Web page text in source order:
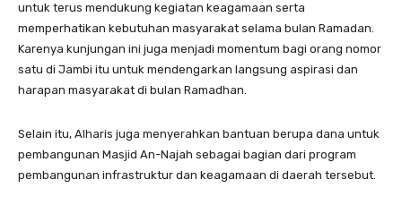
untuk terus mendukung kegiatan keagamaan serta
memperhatikan kebutuhan masyarakat selama bulan Ramadan.
Karenya kunjungan ini juga menjadi momentum bagi orang nomor
satu di Jambi itu untuk mendengarkan langsung aspirasi dan
harapan masyarakat di bulan Ramadhan.
Selain itu, Alharis juga menyerahkan bantuan berupa dana untuk
pembangunan Masjid An-Najah sebagai bagian dari program
pembangunan infrastruktur dan keagamaan di daerah tersebut.